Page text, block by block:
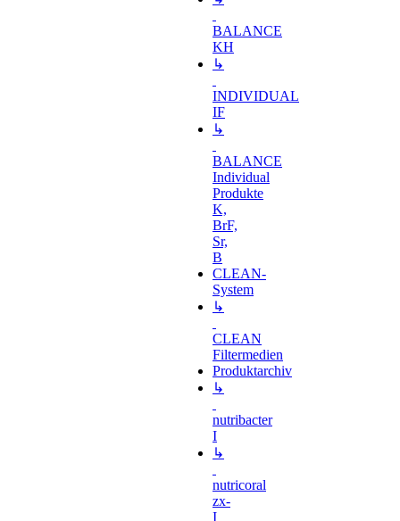
BALANCE
KH
↳
INDIVIDUAL
IF
↳
BALANCE
Individual
Produkte
K,
BrF,
Sr,
B
CLEAN-
System
↳
CLEAN
Filtermedien
Produktarchiv
↳
nutribacter
I
↳
nutricoral
zx-
I